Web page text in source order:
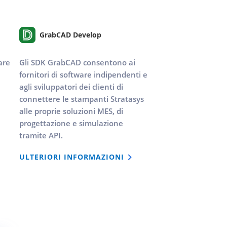
GrabCAD Develop
Gli SDK GrabCAD consentono ai
fornitori di software indipendenti e
agli sviluppatori dei clienti di
connettere le stampanti Stratasys
alle proprie soluzioni MES, di
progettazione e simulazione
tramite API.
ULTERIORI INFORMAZIONI